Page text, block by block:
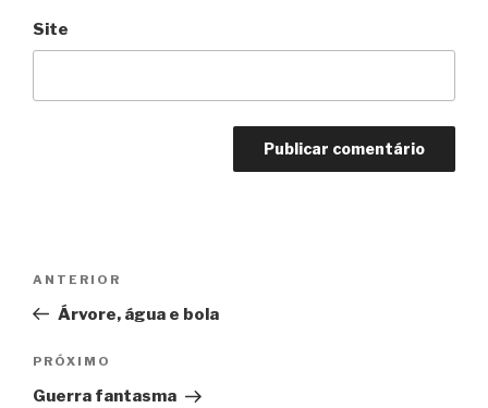
Site
Post
Anterior
ANTERIOR
Árvore, água e bola
Próximo
PRÓXIMO
Guerra fantasma